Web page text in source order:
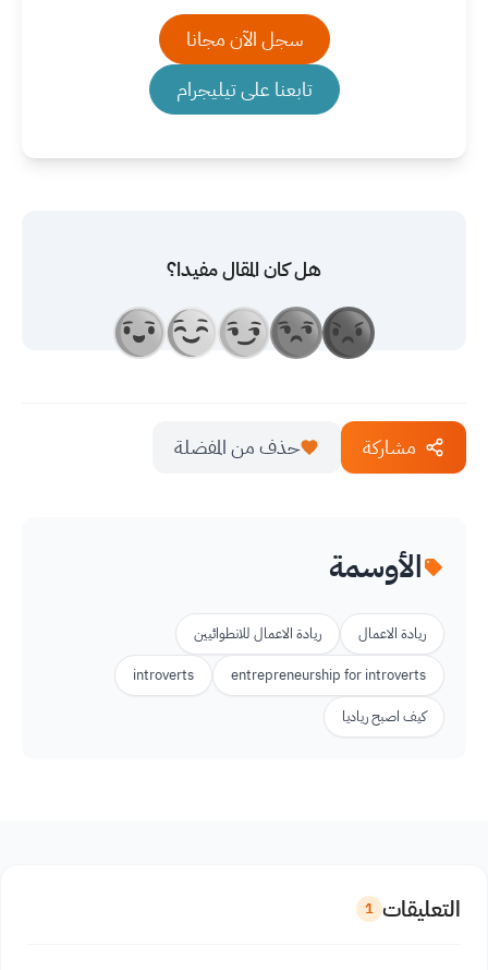
سجل الآن مجانا
تابعنا على تيليجرام
هل كان المقال مفيدا؟
مشاركة حذف من المفضلة
الأوسمة
ريادة الاعمال
ريادة الاعمال للانطوائيين
entrepreneurship for introverts
introverts
كيف اصبح رياديا
التعليقات 1